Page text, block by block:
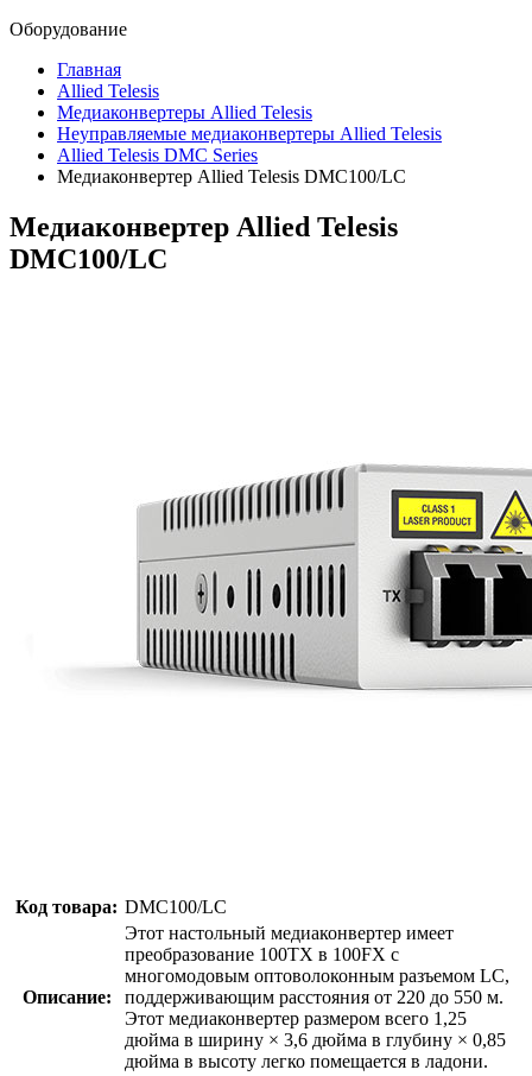
Оборудование
Главная
Allied Telesis
Медиаконвертеры Allied Telesis
Неуправляемые медиаконвертеры Allied Telesis
Allied Telesis DMC Series
Медиаконвертер Allied Telesis DMC100/LC
Медиаконвертер Allied Telesis
DMC100/LC
Код товара: DMC100/LC
Описание:
Этот настольный медиаконвертер имеет
преобразование 100TX в 100FX с
многомодовым оптоволоконным разъемом LC,
поддерживающим расстояния от 220 до 550 м.
Этот медиаконвертер размером всего 1,25
дюйма в ширину × 3,6 дюйма в глубину × 0,85
дюйма в высоту легко помещается в ладони.